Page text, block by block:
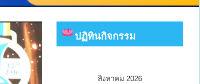
ปฏิทินกิจกรรม
สิงหาคม 2026